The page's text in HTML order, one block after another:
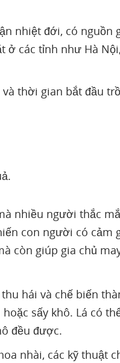
nhiệt đới, có nguồn
các tỉnh như Hà
thời gian bắt đầu
nhiều người thắc
con người có cảm
còn giúp gia chủ
hái và chế biến
sấy khô. Lá có
đều được.
nhài, các kỹ thuật